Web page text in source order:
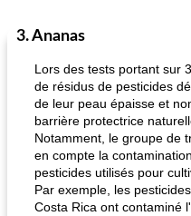
3. Ananas
Lors des tests portant sur
de résidus de pesticides
de leur peau épaisse et
barrière protectrice
Notamment, le groupe de
en compte la
pesticides utilisés pour
Par exemple, les
Costa Rica ont contaminé